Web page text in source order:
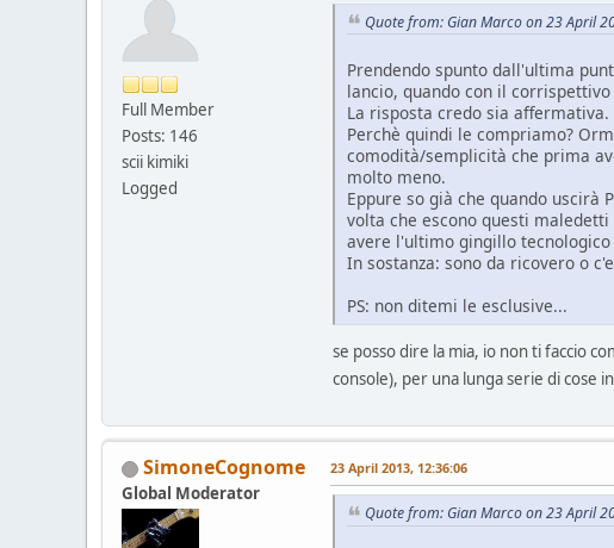
Full Member
Posts: 146
scii kimiki
Logged
Quote from: Gian Marco on 23 April
Prendendo spunto dall'ultima
lancio, quando con il
La risposta credo sia affermativa.
Perchè quindi le compriamo?
comodità/semplicità che prima
molto meno.
Eppure so già che quando uscirà
volta che escono questi
avere l'ultimo gingillo tecnologico
In sostanza: sono da ricovero o
PS: non ditemi le esclusive...
se posso dire la mia, io non ti faccio
console), per una lunga serie di cose
SimoneCognome
Global Moderator
23 April 2013, 12:36:06
Quote from: Gian Marco on 23 April